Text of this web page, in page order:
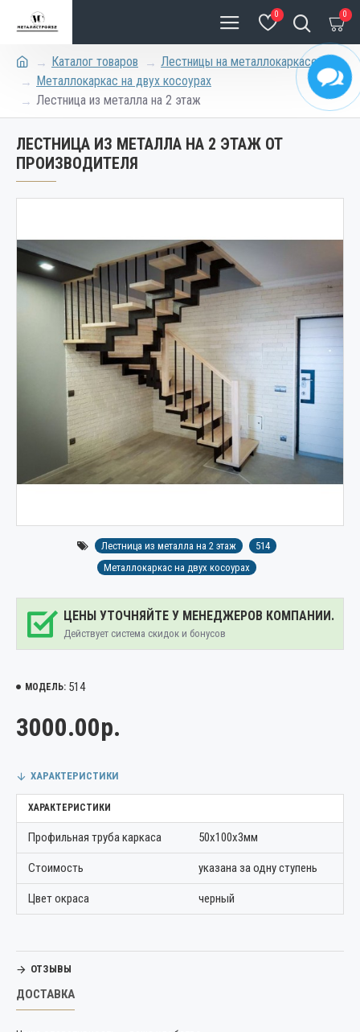
0 0
Каталог товаров
Лестницы на металлокаркасе
Металлокаркас на двух косоурах
Лестница из металла на 2 этаж
ЛЕСТНИЦА ИЗ МЕТАЛЛА НА 2 ЭТАЖ ОТ
ПРОИЗВОДИТЕЛЯ
Лестница из металла на 2 этаж
514
Металлокаркас на двух косоурах
ЦЕНЫ УТОЧНЯЙТЕ У МЕНЕДЖЕРОВ КОМПАНИИ.
Действует система скидок и бонусов
МОДЕЛЬ: 514
3000.00р.
ХАРАКТЕРИСТИКИ
ХАРАКТЕРИСТИКИ
Профильная труба каркаса 50х100х3мм
Стоимость указана за одну ступень
Цвет окраса черный
ОТЗЫВЫ
ДОСТАВКА